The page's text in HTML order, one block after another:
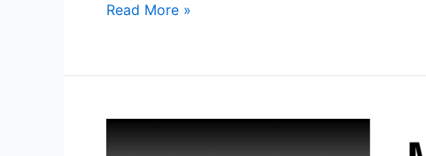
Read More »